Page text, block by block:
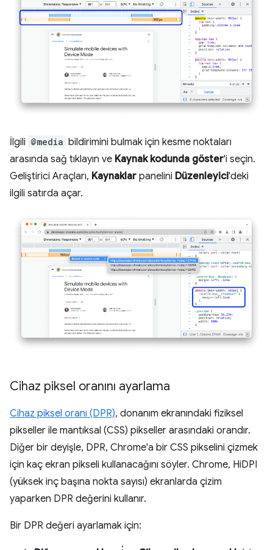
İlgili @media bildirimini bulmak için kesme noktaları
arasında sağ tıklayın ve Kaynak kodunda göster'i seçin.
Geliştirici Araçları, Kaynaklar panelini Düzenleyici'deki
ilgili satırda açar.
Cihaz piksel oranını ayarlama
Cihaz piksel oranı (DPR), donanım ekranındaki fiziksel
pikseller ile mantıksal (CSS) pikseller arasındaki orandır.
Diğer bir deyişle, DPR, Chrome'a bir CSS pikselini çizmek
için kaç ekran pikseli kullanacağını söyler. Chrome, HiDPI
(yüksek inç başına nokta sayısı) ekranlarda çizim
yaparken DPR değerini kullanır.
Bir DPR değeri ayarlamak için: